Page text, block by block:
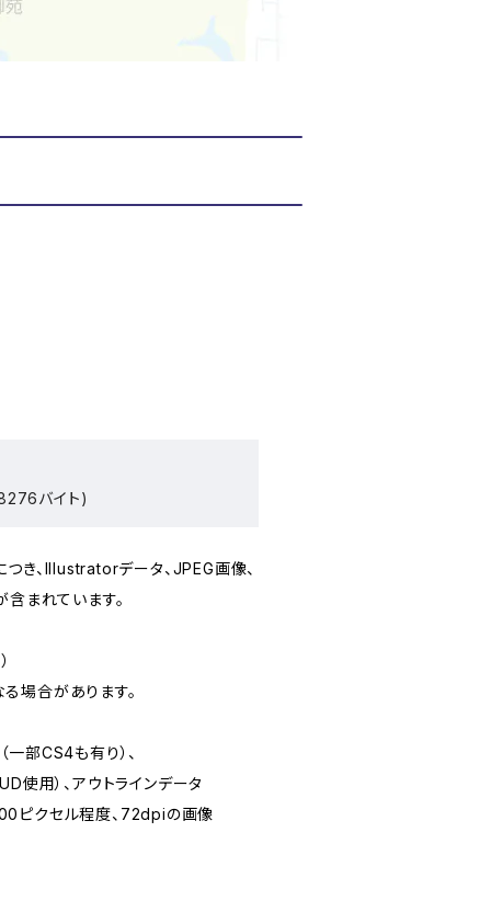
バイト)
き、Illustratorデータ、JPEG画像、
まれています。
場合があります。
部CS4も有り）、
使用）、アウトラインデータ
ピクセル程度、72dpiの画像